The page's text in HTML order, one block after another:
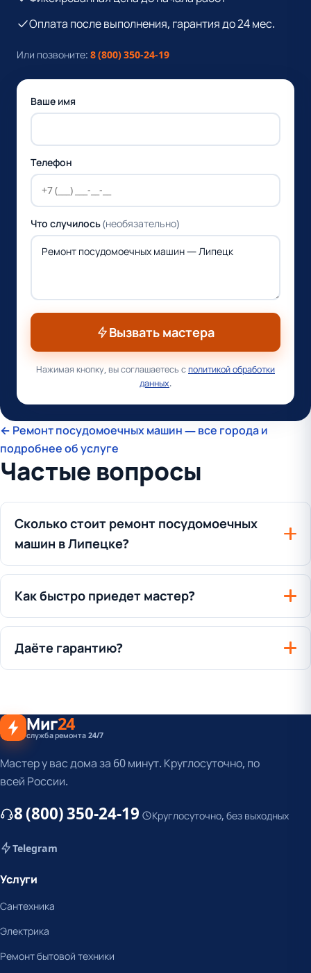
Оплата после выполнения, гарантия до 24 мес.
Или позвоните: 8 (800) 350-24-19
Ваше имя
Телефон
Что случилось(необязательно)
Вызвать мастера
Нажимая кнопку, вы соглашаетесь сполитикой обработки
данных.
← Ремонт посудомоечных машин — все города и
подробнее об услуге
Частые вопросы
Сколько стоит ремонт посудомоечных
машин в Липецке?
Как быстро приедет мастер?
Даёте гарантию?
Миг24
служба ремонта 24/7
Мастер у вас дома за 60 минут. Круглосуточно, по
всей России.
8 (800) 350-24-19 Круглосуточно, без выходных
Telegram
Услуги
Сантехника
Электрика
Ремонт бытовой техники